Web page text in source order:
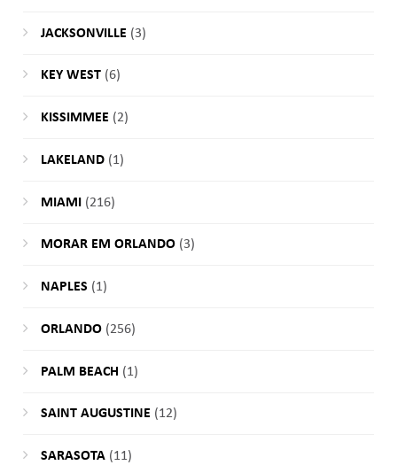
JACKSONVILLE (3)
KEY WEST(6)
KISSIMMEE (2)
LAKELAND(1)
MIAMI (216)
MORAR EM ORLANDO(3)
NAPLES (1)
ORLANDO(256)
PALM BEACH (1)
SAINT AUGUSTINE (12)
SARASOTA(11)